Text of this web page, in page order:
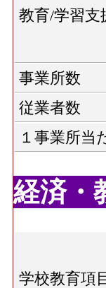
教育/学習支
事業所数
従業者数
１事業所当
経済・
学校教育項